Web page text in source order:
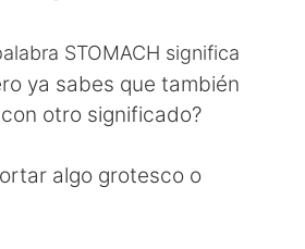
简体中文
Español
STOMACH significa
ya sabes que también
otro significado?
algo grotesco o